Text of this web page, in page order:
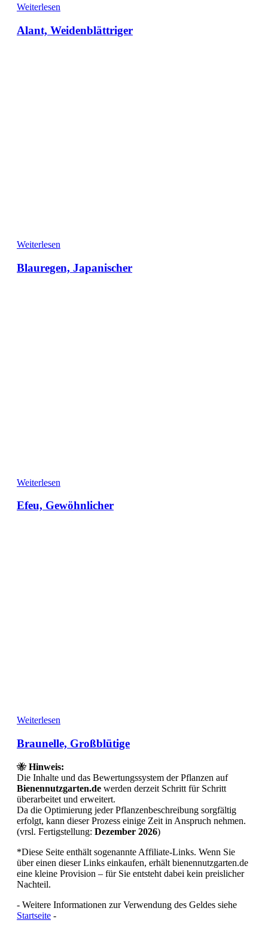
Weiterlesen
Alant, Weidenblättriger
Weiterlesen
Blauregen, Japanischer
Weiterlesen
Efeu, Gewöhnlicher
Weiterlesen
Braunelle, Großblütige
🐝 Hinweis:
Die Inhalte und das Bewertungssystem der Pflanzen auf
Bienennutzgarten.de werden derzeit Schritt für Schritt
überarbeitet und erweitert.
Da die Optimierung jeder Pflanzenbeschreibung sorgfältig
erfolgt, kann dieser Prozess einige Zeit in Anspruch nehmen.
(vrsl. Fertigstellung: Dezember 2026)
*Diese Seite enthält sogenannte Affiliate-Links. Wenn Sie
über einen dieser Links einkaufen, erhält bienennutzgarten.de
eine kleine Provision – für Sie entsteht dabei kein preislicher
Nachteil.
- Weitere Informationen zur Verwendung des Geldes siehe
Startseite -